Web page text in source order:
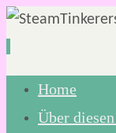
Zum
Inhalt
Home
Über